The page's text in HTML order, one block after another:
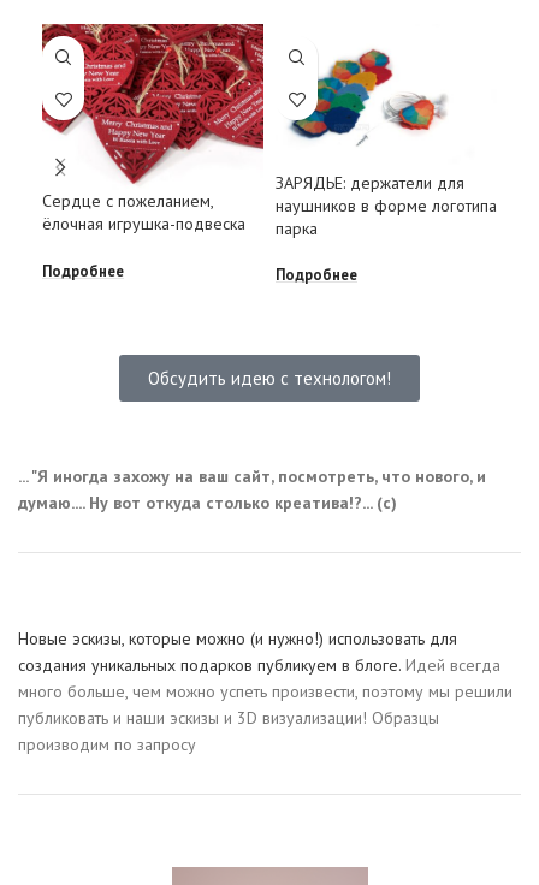
Сердце с пожеланием,
ёлочная игрушка-подвеска
Подробнее
ЗАРЯДЬЕ: держатели для
наушников в форме логотипа
парка
Подробнее
Обсудить идею с технологом!
... "Я иногда захожу на ваш сайт, посмотреть, что нового, и
думаю.... Ну вот откуда столько креатива!?... (с)
Новые эскизы, которые можно (и нужно!) использовать для
создания уникальных подарков публикуем в блоге. Идей всегда
много больше, чем можно успеть произвести, поэтому мы решили
публиковать и наши эскизы и 3D визуализации! Образцы
производим по запросу